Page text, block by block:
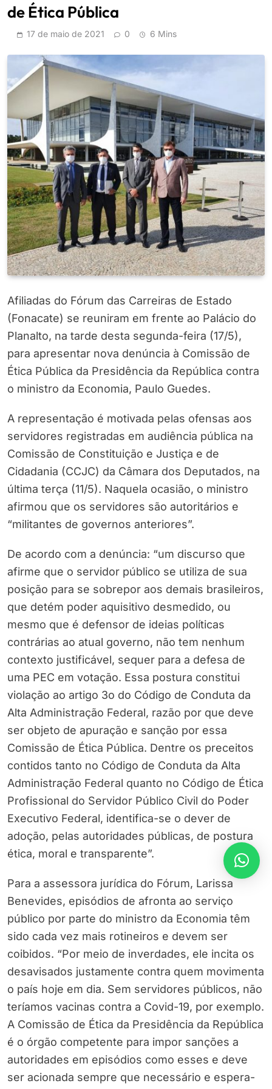
de Ética Pública
17 de maio de 2021 0 6 Mins
Afiliadas do Fórum das Carreiras de Estado
(Fonacate) se reuniram em frente ao Palácio do
Planalto, na tarde desta segunda-feira (17/5),
para apresentar nova denúncia à Comissão de
Ética Pública da Presidência da República contra
o ministro da Economia, Paulo Guedes.
A representação é motivada pelas ofensas aos
servidores registradas em audiência pública na
Comissão de Constituição e Justiça e de
Cidadania (CCJC) da Câmara dos Deputados, na
última terça (11/5). Naquela ocasião, o ministro
afirmou que os servidores são autoritários e
“militantes de governos anteriores”.
De acordo com a denúncia: “um discurso que
afirme que o servidor público se utiliza de sua
posição para se sobrepor aos demais brasileiros,
que detém poder aquisitivo desmedido, ou
mesmo que é defensor de ideias políticas
contrárias ao atual governo, não tem nenhum
contexto justificável, sequer para a defesa de
uma PEC em votação. Essa postura constitui
violação ao artigo 3o do Código de Conduta da
Alta Administração Federal, razão por que deve
ser objeto de apuração e sanção por essa
Comissão de Ética Pública. Dentre os preceitos
contidos tanto no Código de Conduta da Alta
Administração Federal quanto no Código de Ética
Profissional do Servidor Público Civil do Poder
Executivo Federal, identifica-se o dever de
adoção, pelas autoridades públicas, de postura
ética, moral e transparente”.
Para a assessora jurídica do Fórum, Larissa
Benevides, episódios de afronta ao serviço
público por parte do ministro da Economia têm
sido cada vez mais rotineiros e devem ser
coibidos. “Por meio de inverdades, ele incita os
desavisados justamente contra quem movimenta
o país hoje em dia. Sem servidores públicos, não
teríamos vacinas contra a Covid-19, por exemplo.
A Comissão de Ética da Presidência da República
é o órgão competente para impor sanções a
autoridades em episódios como esses e deve
ser acionada sempre que necessário e espera-